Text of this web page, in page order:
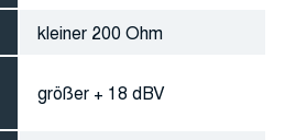
kleiner 200 Ohm
größer + 18 dBV